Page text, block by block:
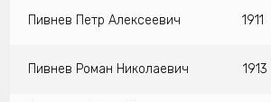
Пивнев Петр Алексеевич 1911
Пивнев Роман Николаевич 1913